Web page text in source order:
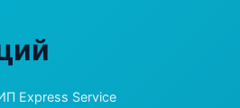
Express Service